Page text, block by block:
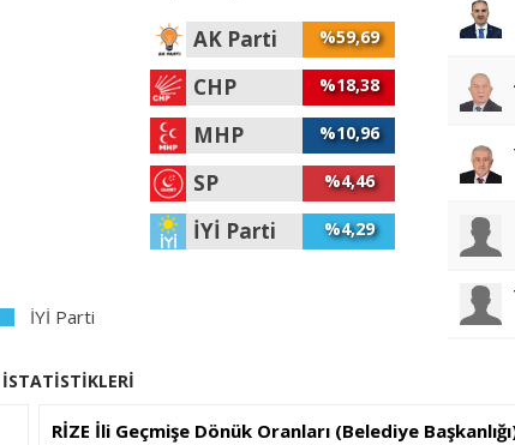
AK Parti %59,69
CHP %18,38
MHP %10,96
SP %4,46
İYİ Parti %4,29
İYİ Parti
İSTATİSTİKLERİ
RİZE İli Geçmişe Dönük Oranları (Belediye